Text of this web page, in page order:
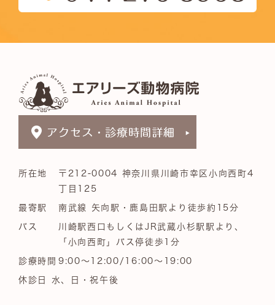
所在地
〒212-0004 神奈川県川崎市幸区小向西町4
丁目125
最寄駅 南武線 矢向駅・鹿島田駅より徒歩約15分
バス
川崎駅西口もしくはJR武蔵小杉駅駅より、
「小向西町」バス停徒歩1分
診療時間 9:00～12:00/16:00～19:00
休診日 水、日・祝午後